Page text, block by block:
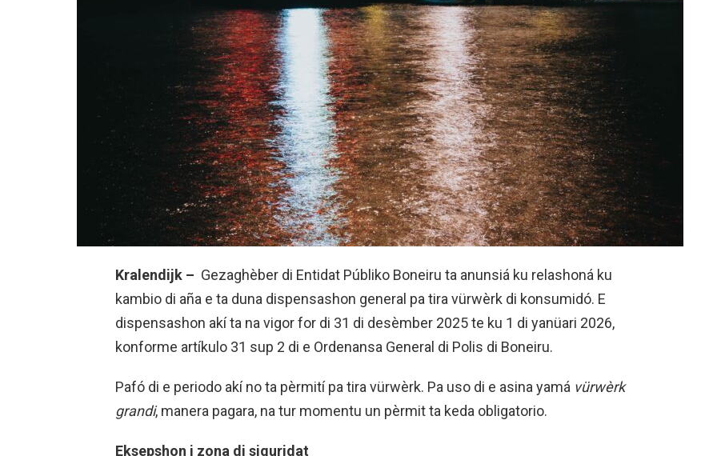
Kralendijk – Gezaghèber di Entidat Públiko Boneiru ta anunsiá ku relashoná ku
kambio di aña e ta duna dispensashon general pa tira vürwèrk di konsumidó. E
dispensashon akí ta na vigor for di 31 di desèmber 2025 te ku 1 di yanüari 2026,
konforme artíkulo 31 sup 2 di e Ordenansa General di Polis di Boneiru.
Pafó di e periodo akí no ta pèrmití pa tira vürwèrk. Pa uso di e asina yamá vürwèrk
grandi, manera pagara, na tur momentu un pèrmit ta keda obligatorio.
Eksepshon i zona di siguridat